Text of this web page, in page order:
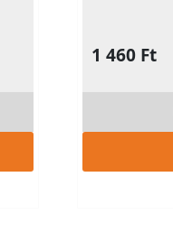
1 460 Ft